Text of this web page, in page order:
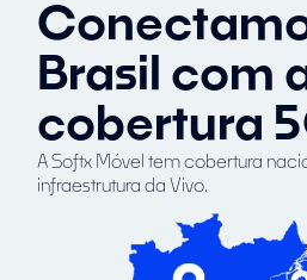
Brasil com
cobertura
A Softx Móvel tem cobertura
infraestrutura da Vivo.